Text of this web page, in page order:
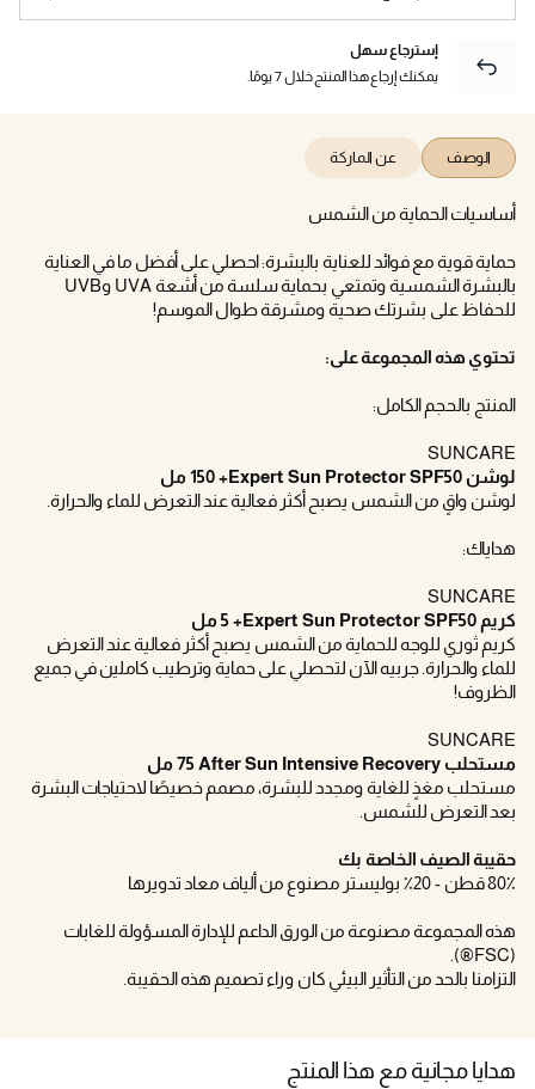
إسترجاع سهل
يمكنك إرجاع هذا المنتج خلال 7 يومًا.
الوصف عن الماركة
أساسيات الحماية من الشمس
حماية قوية مع فوائد للعناية بالبشرة: احصلي على أفضل ما في العناية
بالبشرة الشمسية وتمتعي بحماية سلسة من أشعة UVA وUVB
للحفاظ على بشرتك صحية ومشرقة طوال الموسم!
تحتوي هذه المجموعة على:
المنتج بالحجم الكامل:
SUNCARE
لوشن Expert Sun Protector SPF50+‏ 150 مل
لوشن واقٍ من الشمس يصبح أكثر فعالية عند التعرض للماء والحرارة.
هداياك:
SUNCARE
كريم Expert Sun Protector SPF50+‏ 5 مل
كريم ثوري للوجه للحماية من الشمس يصبح أكثر فعالية عند التعرض
للماء والحرارة. جربيه الآن لتحصلي على حماية وترطيب كاملين في جميع
الظروف!
SUNCARE
مستحلب After Sun Intensive Recovery ‏75 مل
مستحلب مغذٍ للغاية ومجدد للبشرة، مصمم خصيصًا لاحتياجات البشرة
بعد التعرض للشمس.
حقيبة الصيف الخاصة بك
80٪ قطن - 20٪ بوليستر مصنوع من ألياف معاد تدويرها
هذه المجموعة مصنوعة من الورق الداعم للإدارة المسؤولة للغابات
(FSC®).
التزامنا بالحد من التأثير البيئي كان وراء تصميم هذه الحقيبة.
هدايا مجانية مع هذا المنتج